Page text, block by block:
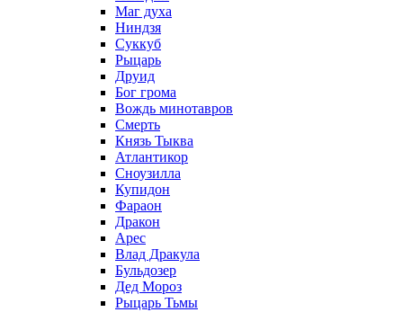
Маг духа
Ниндзя
Суккуб
Рыцарь
Друид
Бог грома
Вождь минотавров
Смерть
Князь Тыква
Атлантикор
Сноузилла
Купидон
Фараон
Дракон
Арес
Влад Дракула
Бульдозер
Дед Мороз
Рыцарь Тьмы